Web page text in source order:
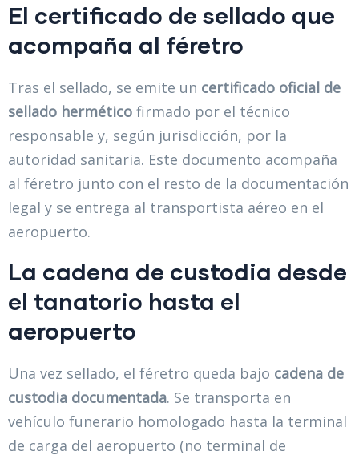
El certificado de sellado que
acompaña al féretro
Tras el sellado, se emite un certificado oficial de
sellado hermético firmado por el técnico
responsable y, según jurisdicción, por la
autoridad sanitaria. Este documento acompaña
al féretro junto con el resto de la documentación
legal y se entrega al transportista aéreo en el
aeropuerto.
La cadena de custodia desde
el tanatorio hasta el
aeropuerto
Una vez sellado, el féretro queda bajo cadena de
custodia documentada. Se transporta en
vehículo funerario homologado hasta la terminal
de carga del aeropuerto (no terminal de